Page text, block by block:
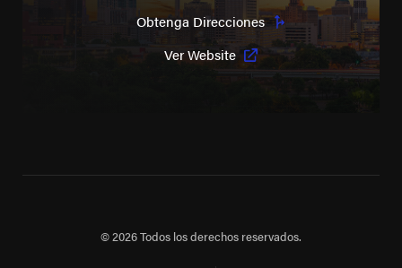
Obtenga Direcciones
Ver Website
© 2026 Todos los derechos reservados.